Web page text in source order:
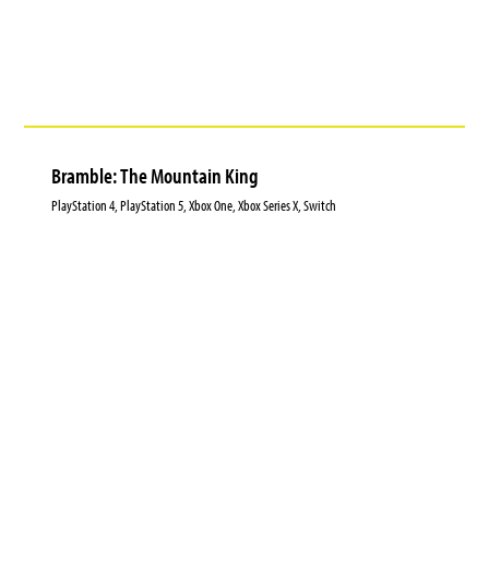
Bramble: The Mountain King
PlayStation 4, PlayStation 5, Xbox One, Xbox Series X, Switch